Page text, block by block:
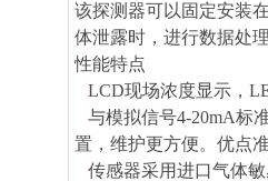
该探测器可以固定安装
体泄露时，进行数据处
性能特点
LCD现场浓度显示，
与模拟信号4-20mA标
置，维护更方便。优点
传感器采用进口气体